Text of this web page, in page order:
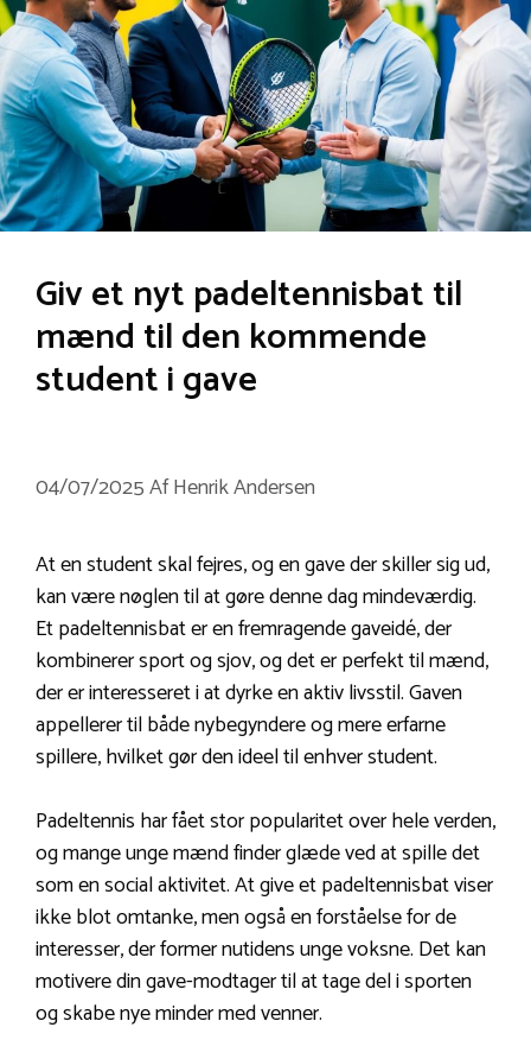
Giv et nyt padeltennisbat til
mænd til den kommende
student i gave
04/07/2025AfHenrik Andersen
At en student skal fejres, og en gave der skiller sig ud,
kan være nøglen til at gøre denne dag mindeværdig.
Et padeltennisbat er en fremragende gaveidé, der
kombinerer sport og sjov, og det er perfekt til mænd,
der er interesseret i at dyrke en aktiv livsstil. Gaven
appellerer til både nybegyndere og mere erfarne
spillere, hvilket gør den ideel til enhver student.
Padeltennis har fået stor popularitet over hele verden,
og mange unge mænd finder glæde ved at spille det
som en social aktivitet. At give et padeltennisbat viser
ikke blot omtanke, men også en forståelse for de
interesser, der former nutidens unge voksne. Det kan
motivere din gave-modtager til at tage del i sporten
og skabe nye minder med venner.